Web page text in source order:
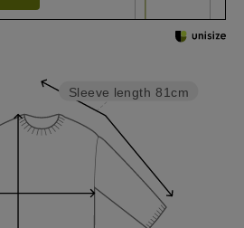
Sleeve length 81cm